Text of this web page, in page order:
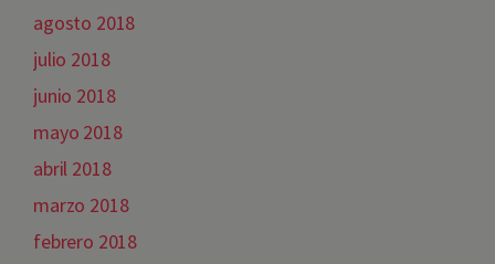
agosto 2018
julio 2018
junio 2018
mayo 2018
abril 2018
marzo 2018
febrero 2018